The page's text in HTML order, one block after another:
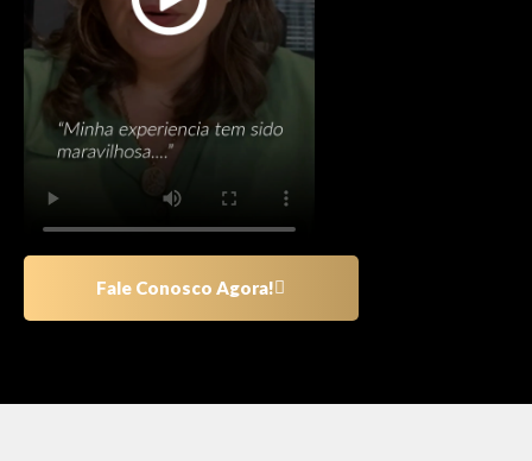
Fale Conosco Agora!